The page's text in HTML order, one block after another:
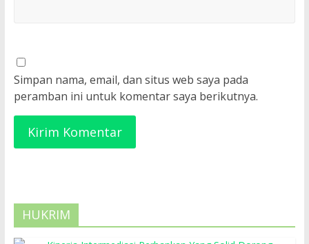
Simpan nama, email, dan situs web saya pada
peramban ini untuk komentar saya berikutnya.
HUKRIM